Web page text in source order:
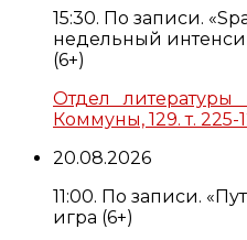
15:30. По записи.
недельный
(6+)
Отдел литературы
Коммуны, 129. т. 225-
20.08.2026
11:00. По записи.
игра (6+)